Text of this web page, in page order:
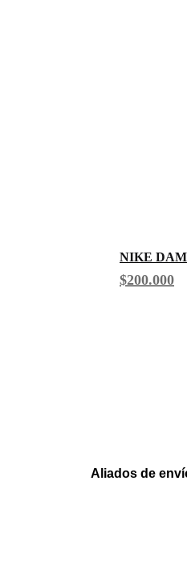
NIKE
$200.000
Aliados de